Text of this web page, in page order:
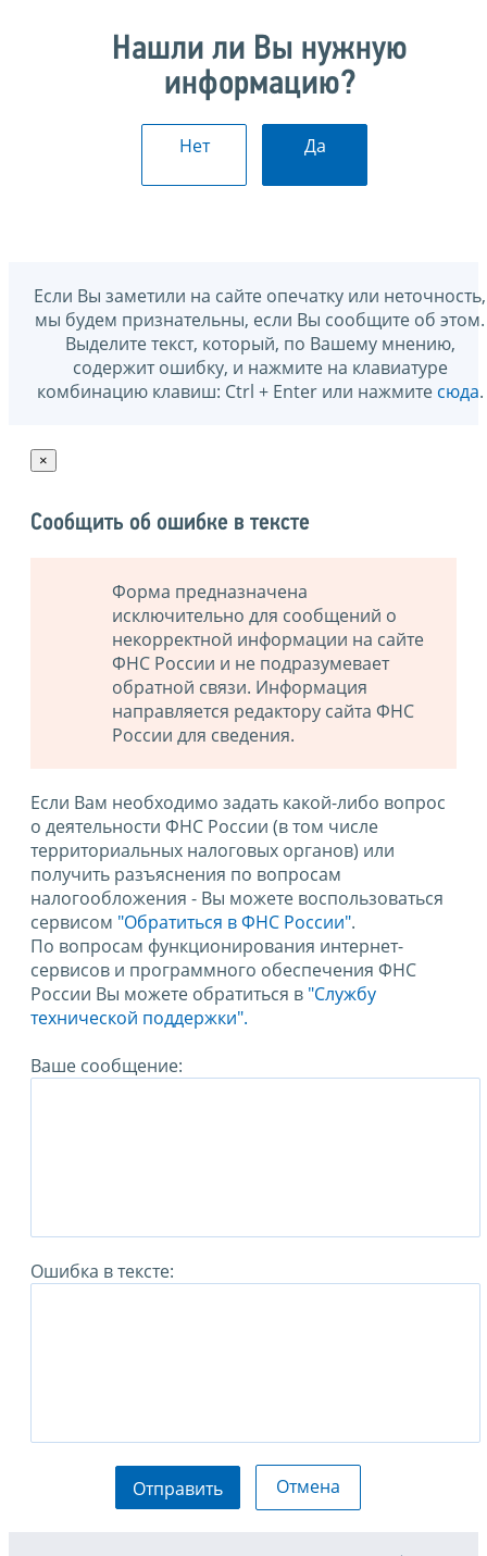
Нашли ли Вы нужную
информацию?
Нет Да
Если Вы заметили на сайте опечатку или неточность,
мы будем признательны, если Вы сообщите об этом.
Выделите текст, который, по Вашему мнению,
содержит ошибку, и нажмите на клавиатуре
комбинацию клавиш: Ctrl + Enter или нажмите сюда.
×
Сообщить об ошибке в тексте
Форма предназначена
исключительно для сообщений о
некорректной информации на сайте
ФНС России и не подразумевает
обратной связи. Информация
направляется редактору сайта ФНС
России для сведения.
Если Вам необходимо задать какой-либо вопрос
о деятельности ФНС России (в том числе
территориальных налоговых органов) или
получить разъяснения по вопросам
налогообложения - Вы можете воспользоваться
сервисом "Обратиться в ФНС России".
По вопросам функционирования интернет-
сервисов и программного обеспечения ФНС
России Вы можете обратиться в "Службу
технической поддержки".
Ваше сообщение:
Ошибка в тексте:
Отправить Отмена